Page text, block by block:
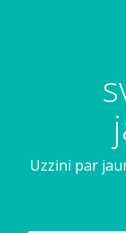
Uzzini par